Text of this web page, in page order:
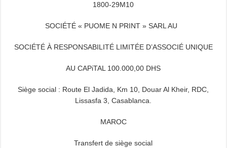
1800-29M10
SOCIÉTÉ « PUOME N PRINT » SARL AU
SOCIÉTÉ À RESPONSABILITÉ LIMITÉE D’ASSOCIÉ UNIQUE
AU CAPiTAL 100.000,00 DHS
Siège social : Route El Jadida, Km 10, Douar Al Kheir, RDC,
Lissasfa 3, Casablanca.
MAROC
Transfert de siège social